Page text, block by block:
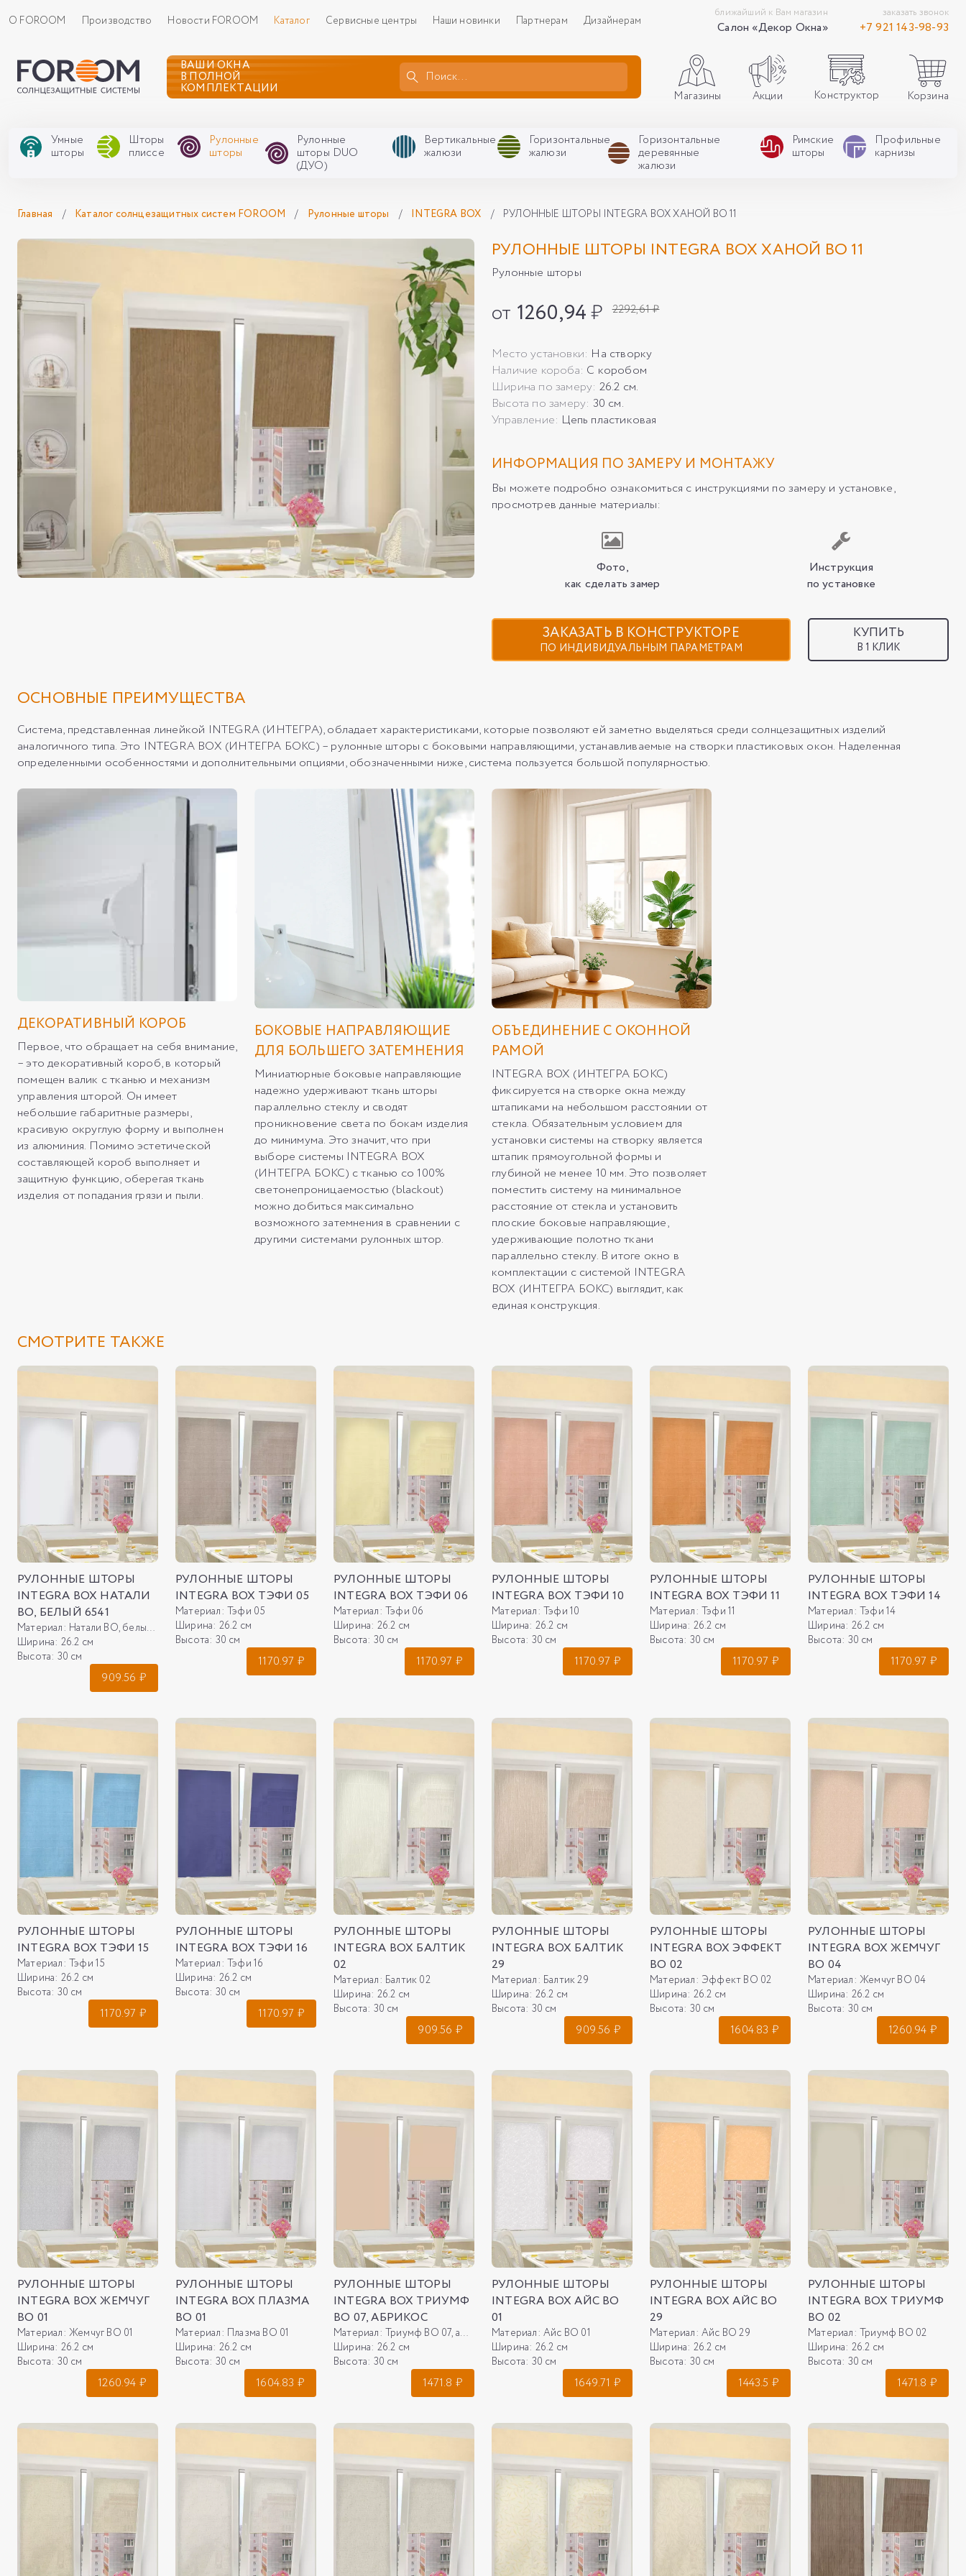
О FOROOM Производство Новости FOROOM Каталог Сервисные центры Наши новинки Партнерам Дизайнерам
ближайший к Вам магазин
Салон «Декор Окна»
заказать звонок
+7 921 143-98-93
ВАШИ ОКНА
В ПОЛНОЙ
КОМПЛЕКТАЦИИ
Магазины Акции Конструктор Корзина
Умные
шторы
Шторы
плиссе
Рулонные
шторы
Рулонные
шторы DUO
(ДУО)
Вертикальные
жалюзи
Горизонтальные
жалюзи
Горизонтальные
деревянные
жалюзи
Римские
шторы
Профильные
карнизы
Главная / Каталог солнцезащитных систем FOROOM / Рулонные шторы / INTEGRA BOX / РУЛОННЫЕ ШТОРЫ INTEGRA BOX ХАНОЙ ВО 11
РУЛОННЫЕ ШТОРЫ INTEGRA BOX ХАНОЙ ВО 11
Рулонные шторы
от 1260,94₽ 2292,61 ₽
Место установки: На створку
Наличие короба: С коробом
Ширина по замеру: 26.2 см.
Высота по замеру: 30 см.
Управление: Цепь пластиковая
ИНФОРМАЦИЯ ПО ЗАМЕРУ И МОНТАЖУ
Вы можете подробно ознакомиться с инструкциями по замеру и установке,
просмотрев данные материалы:
Фото,
как сделать замер
Инструкция
по установке
ЗАКАЗАТЬ В КОНСТРУКТОРЕ
ПО ИНДИВИДУАЛЬНЫМ ПАРАМЕТРАМ
КУПИТЬ
В 1 КЛИК
ОСНОВНЫЕ ПРЕИМУЩЕСТВА
Система, представленная линейкой INTEGRA (ИНТЕГРА), обладает характеристиками, которые позволяют ей заметно выделяться среди солнцезащитных изделий
аналогичного типа. Это INTEGRA BOX (ИНТЕГРА БОКС) – рулонные шторы с боковыми направляющими, устанавливаемые на створки пластиковых окон. Наделенная
определенными особенностями и дополнительными опциями, обозначенными ниже, система пользуется большой популярностью.
ДЕКОРАТИВНЫЙ КОРОБ
Первое, что обращает на себя внимание,
– это декоративный короб, в который
помещен валик с тканью и механизм
управления шторой. Он имеет
небольшие габаритные размеры,
красивую округлую форму и выполнен
из алюминия. Помимо эстетической
составляющей короб выполняет и
защитную функцию, оберегая ткань
изделия от попадания грязи и пыли.
БОКОВЫЕ НАПРАВЛЯЮЩИЕ
ДЛЯ БОЛЬШЕГО ЗАТЕМНЕНИЯ
Миниатюрные боковые направляющие
надежно удерживают ткань шторы
параллельно стеклу и сводят
проникновение света по бокам изделия
до минимума. Это значит, что при
выборе системы INTEGRA BOX
(ИНТЕГРА БОКС) с тканью со 100%
светонепроницаемостью (blackout)
можно добиться максимально
возможного затемнения в сравнении с
другими системами рулонных штор.
ОБЪЕДИНЕНИЕ С ОКОННОЙ
РАМОЙ
INTEGRA BOX (ИНТЕГРА БОКС)
фиксируется на створке окна между
штапиками на небольшом расстоянии от
стекла. Обязательным условием для
установки системы на створку является
штапик прямоугольной формы и
глубиной не менее 10 мм. Это позволяет
поместить систему на минимальное
расстояние от стекла и установить
плоские боковые направляющие,
удерживающие полотно ткани
параллельно стеклу. В итоге окно в
комплектации с системой INTEGRA
BOX (ИНТЕГРА БОКС) выглядит, как
единая конструкция.
СМОТРИТЕ ТАКЖЕ
РУЛОННЫЕ ШТОРЫ
INTEGRA BOX НАТАЛИ
ВО, БЕЛЫЙ 6541
Материал: Натали ВО, белый 6541
Ширина: 26.2 см
Высота: 30 см
909.56 ₽
РУЛОННЫЕ ШТОРЫ
INTEGRA BOX ТЭФИ 05
Материал: Тэфи 05
Ширина: 26.2 см
Высота: 30 см
1170.97 ₽
РУЛОННЫЕ ШТОРЫ
INTEGRA BOX ТЭФИ 06
Материал: Тэфи 06
Ширина: 26.2 см
Высота: 30 см
1170.97 ₽
РУЛОННЫЕ ШТОРЫ
INTEGRA BOX ТЭФИ 10
Материал: Тэфи 10
Ширина: 26.2 см
Высота: 30 см
1170.97 ₽
РУЛОННЫЕ ШТОРЫ
INTEGRA BOX ТЭФИ 11
Материал: Тэфи 11
Ширина: 26.2 см
Высота: 30 см
1170.97 ₽
РУЛОННЫЕ ШТОРЫ
INTEGRA BOX ТЭФИ 14
Материал: Тэфи 14
Ширина: 26.2 см
Высота: 30 см
1170.97 ₽
РУЛОННЫЕ ШТОРЫ
INTEGRA BOX ТЭФИ 15
Материал: Тэфи 15
Ширина: 26.2 см
Высота: 30 см
1170.97 ₽
РУЛОННЫЕ ШТОРЫ
INTEGRA BOX ТЭФИ 16
Материал: Тэфи 16
Ширина: 26.2 см
Высота: 30 см
1170.97 ₽
РУЛОННЫЕ ШТОРЫ
INTEGRA BOX БАЛТИК
02
Материал: Балтик 02
Ширина: 26.2 см
Высота: 30 см
909.56 ₽
РУЛОННЫЕ ШТОРЫ
INTEGRA BOX БАЛТИК
29
Материал: Балтик 29
Ширина: 26.2 см
Высота: 30 см
909.56 ₽
РУЛОННЫЕ ШТОРЫ
INTEGRA BOX ЭФФЕКТ
ВО 02
Материал: Эффект ВО 02
Ширина: 26.2 см
Высота: 30 см
1604.83 ₽
РУЛОННЫЕ ШТОРЫ
INTEGRA BOX ЖЕМЧУГ
ВО 04
Материал: Жемчуг ВО 04
Ширина: 26.2 см
Высота: 30 см
1260.94 ₽
РУЛОННЫЕ ШТОРЫ
INTEGRA BOX ЖЕМЧУГ
ВО 01
Материал: Жемчуг ВО 01
Ширина: 26.2 см
Высота: 30 см
1260.94 ₽
РУЛОННЫЕ ШТОРЫ
INTEGRA BOX ПЛАЗМА
ВО 01
Материал: Плазма ВО 01
Ширина: 26.2 см
Высота: 30 см
1604.83 ₽
РУЛОННЫЕ ШТОРЫ
INTEGRA BOX ТРИУМФ
ВО 07, АБРИКОС
Материал: Триумф ВО 07, абрикос
Ширина: 26.2 см
Высота: 30 см
1471.8 ₽
РУЛОННЫЕ ШТОРЫ
INTEGRA BOX АЙС ВО
01
Материал: Айс ВО 01
Ширина: 26.2 см
Высота: 30 см
1649.71 ₽
РУЛОННЫЕ ШТОРЫ
INTEGRA BOX АЙС ВО
29
Материал: Айс ВО 29
Ширина: 26.2 см
Высота: 30 см
1443.5 ₽
РУЛОННЫЕ ШТОРЫ
INTEGRA BOX ТРИУМФ
ВО 02
Материал: Триумф ВО 02
Ширина: 26.2 см
Высота: 30 см
1471.8 ₽